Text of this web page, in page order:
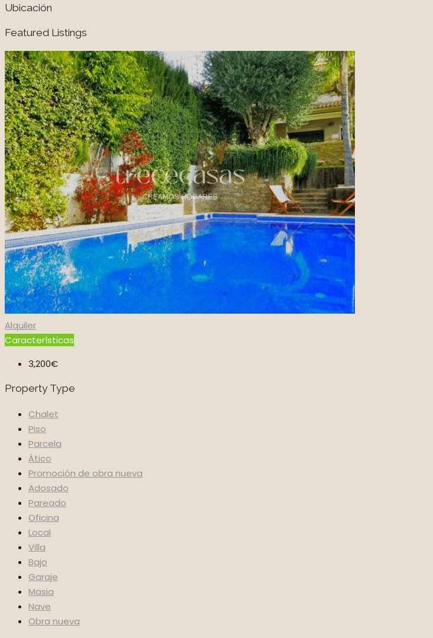
Ubicación
Featured Listings
Alquiler
Características
3,200€
Property Type
Chalet
Piso
Parcela
Ático
Promoción de obra nueva
Adosado
Pareado
Oficina
Local
Villa
Bajo
Garaje
Masia
Nave
Obra nueva